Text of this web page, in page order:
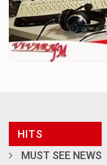
HITS
MUST SEE NEWS